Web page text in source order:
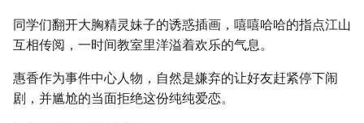
同学们翻开大胸精灵妹子的诱惑插画，嘻嘻哈哈的指点江山
互相传阅，一时间教室里洋溢着欢乐的气息。
惠香作为事件中心人物，自然是嫌弃的让好友赶紧停下闹
剧，并尴尬的当面拒绝这份纯纯爱恋。